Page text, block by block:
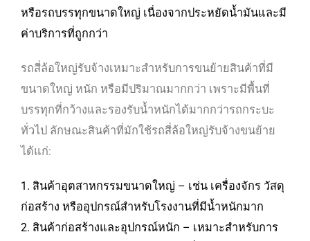
หรือรถบรรทุกขนาดใหญ่ เนื่องจากประหยัดน้ำมันและมี
ค่าบริการที่ถูกกว่า
รถสี่ล้อใหญ่รับจ้างเหมาะสำหรับการขนย้ายสินค้าที่มี
ขนาดใหญ่ หนัก หรือมีปริมาณมากกว่า เพราะมีพื้นที่
บรรทุกที่กว้างและรองรับน้ำหนักได้มากกว่ารถกระบะ
ทั่วไป ลักษณะสินค้าที่มักใช้รถสี่ล้อใหญ่รับจ้างขนย้าย
ได้แก่:
1. สินค้าอุตสาหกรรมขนาดใหญ่ – เช่น เครื่องจักร วัสดุ
ก่อสร้าง หรืออุปกรณ์สำหรับโรงงานที่มีน้ำหนักมาก
2. สินค้าก่อสร้างและอุปกรณ์หนัก – เหมาะสำหรับการ